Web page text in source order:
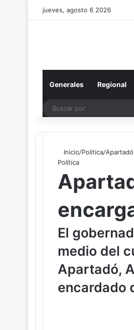
jueves, agosto 6 2026
Generales Regional
Inicio/Política/
Política
El
medio del
Apartadó,
encardado